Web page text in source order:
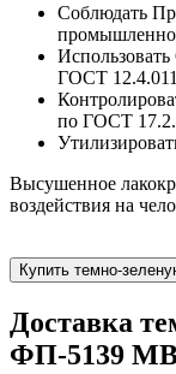
Соблюдать
ГОСТ 12.4.011
по ГОСТ
Высушенное
воздействия на
Купить темно-
Доставка
ФП-5139